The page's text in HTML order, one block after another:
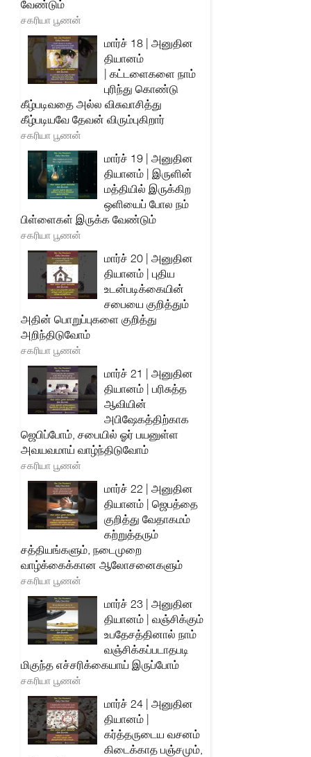
வேண்டும்
சகரியா பூணன்
மார்ச் 18 | அனுதின
தியானம்
| கட்டளைகளை நாம்
புரிந்து கொண்டு
கீழ்படிவதை அல்ல விசுவாசித்து
கீழ்படியவே தேவன் விரும்புகிறார்
சகரியா பூணன்
மார்ச் 19 | அனுதின
தியானம் | இருளின்
மத்தியில் இருக்கிற
ஒளியைப் போல நம்
பிள்ளைகள் இருக்க வேண்டும்
சகரியா பூணன்
மார்ச் 20 | அனுதின
தியானம் | புதிய
உடன்படிக்கையின்
சபையை குறித்தும்
அதின் பொறுப்புகளை குறித்து
அறிந்திடுவோம்
சகரியா பூணன்
மார்ச் 21 | அனுதின
தியானம் | பரிசுத்த
ஆவியின்
அபிஷேகத்திற்காக
ஜெபிப்போம், சபையில் ஓர் பயனுள்ள
அவயவமாய் வாழ்ந்திடுவோம்
சகரியா பூணன்
மார்ச் 22 | அனுதின
தியானம் | ஜெபத்தை
குறித்து வேதாகமம்
கற்றுத்தரும்
சத்தியங்களும், நடைமுறை
வாழ்க்கைக்கான ஆலோசனைகளும்
சகரியா பூணன்
மார்ச் 23 | அனுதின
தியானம் | வஞ்சிக்கும்
உபதேசத்தினால் நாம்
வஞ்சிக்கப்படாதபடி
மிகுந்த எச்சரிக்கையாய் இருப்போம்
சகரியா பூணன்
மார்ச் 24 | அனுதின
தியானம் |
கர்த்தருடைய வசனம்
கிடைக்காத பஞ்சமும்,